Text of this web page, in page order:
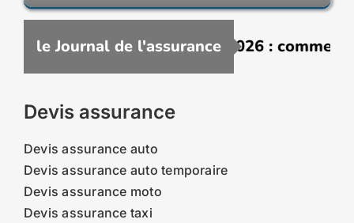
le Journal de l'assurance
moins chère en 2026 : comment ça marche
Devis assurance
Devis assurance auto
Devis assurance auto temporaire
Devis assurance moto
Devis assurance taxi